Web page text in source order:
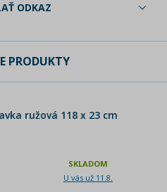
ODKAZ
PRODUKTY
ružová 118 x 23 cm
SKLADOM
U vás už 11.8.